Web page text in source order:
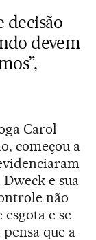
decisão
devem
Carol
começou a
e sua
não
e se
que a